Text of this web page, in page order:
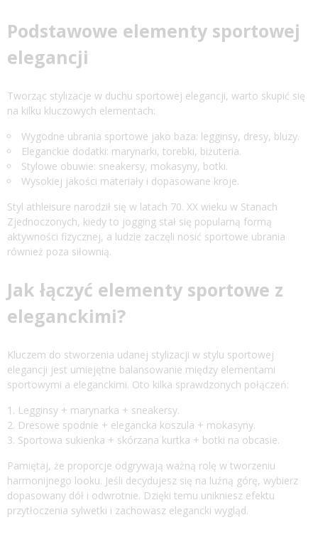
Podstawowe elementy sportowej
elegancji
Tworząc stylizacje w duchu sportowej elegancji, warto skupić się
na kilku kluczowych elementach:
Wygodne ubrania sportowe jako baza: legginsy, dresy, bluzy.
Eleganckie dodatki: marynarki, torebki, biżuteria.
Stylowe obuwie: sneakersy, mokasyny, botki.
Wysokiej jakości materiały i dopasowane kroje.
Styl athleisure narodził się w latach 70. XX wieku w Stanach
Zjednoczonych, kiedy to jogging stał się popularną formą
aktywności fizycznej, a ludzie zaczęli nosić sportowe ubrania
również poza siłownią.
Jak łączyć elementy sportowe z
eleganckimi?
Kluczem do stworzenia udanej stylizacji w stylu sportowej
elegancji jest umiejętne balansowanie między elementami
sportowymi a eleganckimi. Oto kilka sprawdzonych połączeń:
Legginsy + marynarka + sneakersy.
Dresowe spodnie + elegancka koszula + mokasyny.
Sportowa sukienka + skórzana kurtka + botki na obcasie.
Pamiętaj, że proporcje odgrywają ważną rolę w tworzeniu
harmonijnego looku. Jeśli decydujesz się na luźną górę, wybierz
dopasowany dół i odwrotnie. Dzięki temu unikniesz efektu
przytłoczenia sylwetki i zachowasz elegancki wygląd.